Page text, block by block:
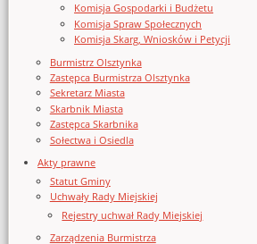
Komisja Gospodarki i Budżetu
Komisja Spraw Społecznych
Komisja Skarg, Wniosków i Petycji
Burmistrz Olsztynka
Zastępca Burmistrza Olsztynka
Sekretarz Miasta
Skarbnik Miasta
Zastępca Skarbnika
Sołectwa i Osiedla
Akty prawne
Statut Gminy
Uchwały Rady Miejskiej
Rejestry uchwał Rady Miejskiej
Zarządzenia Burmistrza